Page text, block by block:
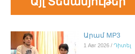
Արամ MP3
1 Авг 2026 /Դիտել